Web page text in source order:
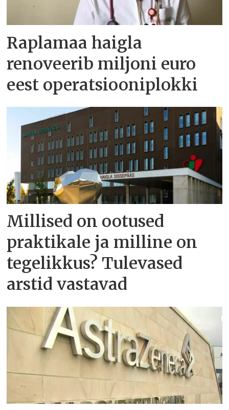
Raplamaa haigla
renoveerib miljoni euro
eest operatsiooniplokki
Millised on ootused
praktikale ja milline on
tegelikkus? Tulevased
arstid vastavad